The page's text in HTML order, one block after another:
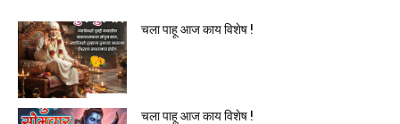
चला पाहू आज काय विशेष !
चला पाहू आज काय विशेष !